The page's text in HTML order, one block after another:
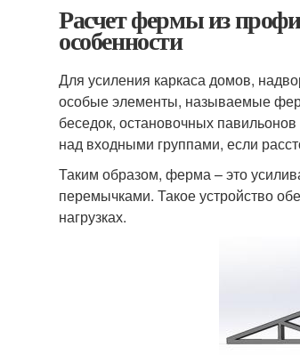
Расчет фермы из
особенности
Для усиления каркаса домов,
особые элементы, называемые
беседок, остановочных
над входными группами, если
Таким образом, ферма – это
перемычками. Такое устройство
нагрузках.